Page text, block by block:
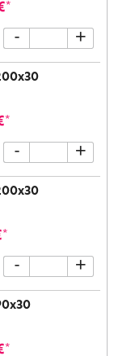
*
- +
*
- +
*
- +
*